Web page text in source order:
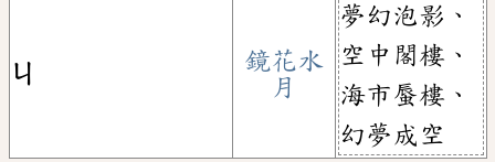
ㄐ
鏡花水
月
夢幻泡影、
空中閣樓、
海市蜃樓、
幻夢成空